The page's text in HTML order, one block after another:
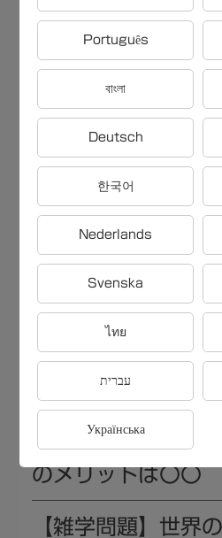
な場所は〇〇
【雑学問題】フィ
で表現が重視され
【雑学問題】イン
験する国のリスク
【雑学問題】世界
ンチは〇〇で提供
【雑学問題】マン
目すべきは〇〇
【雑学問題】
のメリットは〇〇
【雑学問題】世界
Português
বাংলা
Deutsch
한국어
Nederlands
Svenska
ไทย
עברית
Українська